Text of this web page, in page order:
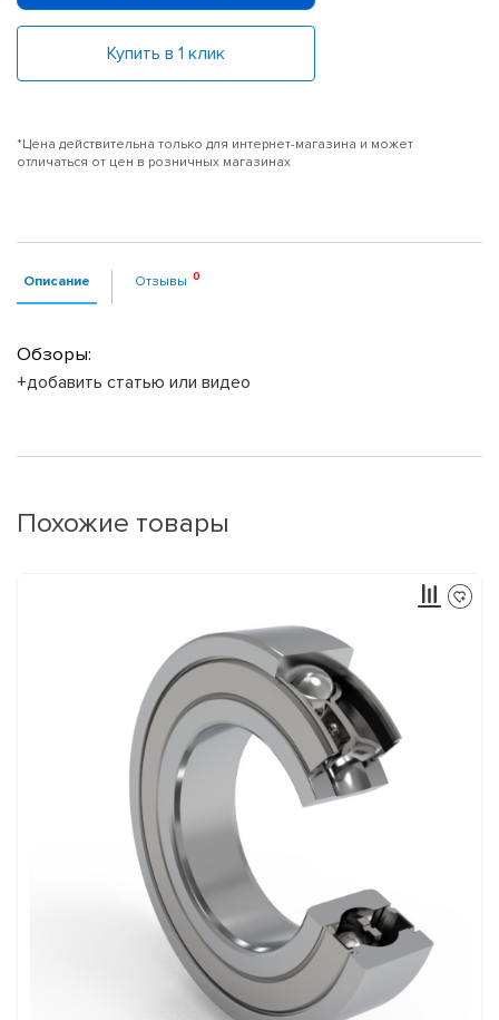
Купить в 1 клик
*Цена действительна только для интернет-магазина и может
отличаться от цен в розничных магазинах
Описание Отзывы
Обзоры:
+добавить статью или видео
Похожие товары